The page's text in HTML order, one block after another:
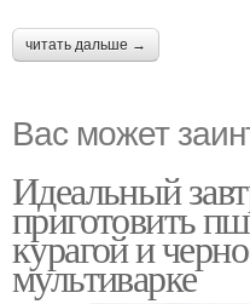
читать дальше →
Вас может
Идеальный
приготовить
курагой и
мультиварке